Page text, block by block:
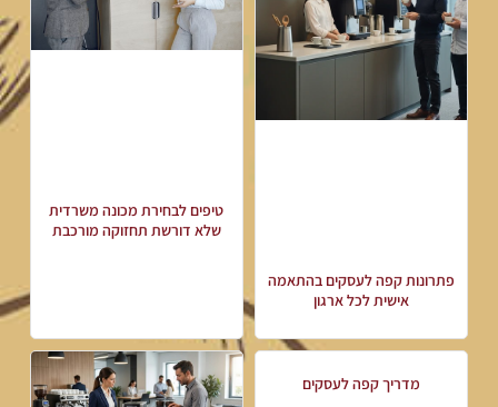
פתרונות קפה לעסקים בהתאמה
אישית לכל ארגון
טיפים לבחירת מכונה משרדית
שלא דורשת תחזוקה מורכבת
מדריך קפה לעסקים